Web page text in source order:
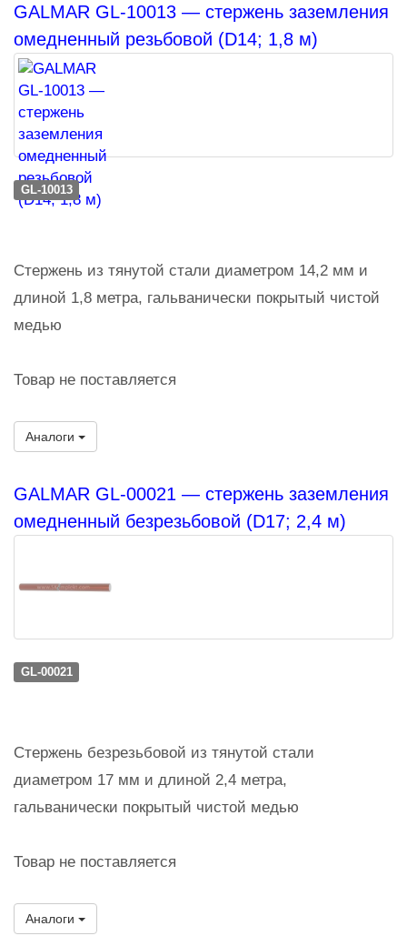
GALMAR GL-10013 — стержень заземления
омедненный резьбовой (D14; 1,8 м)
GL-10013
Стержень из тянутой стали диаметром 14,2 мм и
длиной 1,8 метра, гальванически покрытый чистой
медью
Товар не поставляется
Аналоги
GALMAR GL-00021 — стержень заземления
омедненный безрезьбовой (D17; 2,4 м)
GL-00021
Стержень безрезьбовой из тянутой стали
диаметром 17 мм и длиной 2,4 метра,
гальванически покрытый чистой медью
Товар не поставляется
Аналоги